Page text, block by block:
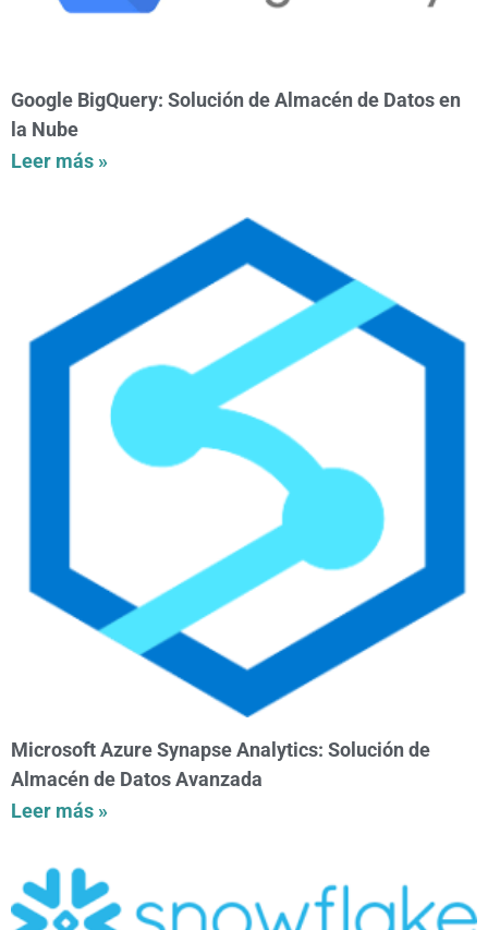
Google BigQuery: Solución de Almacén de Datos en
la Nube
Leer más »
Microsoft Azure Synapse Analytics: Solución de
Almacén de Datos Avanzada
Leer más »